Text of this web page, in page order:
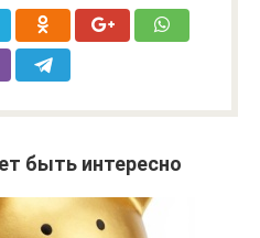
быть интересно